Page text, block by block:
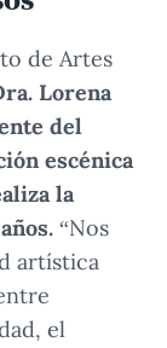
de Artes
Lorena
del
escénica
la
“Nos
artística
el